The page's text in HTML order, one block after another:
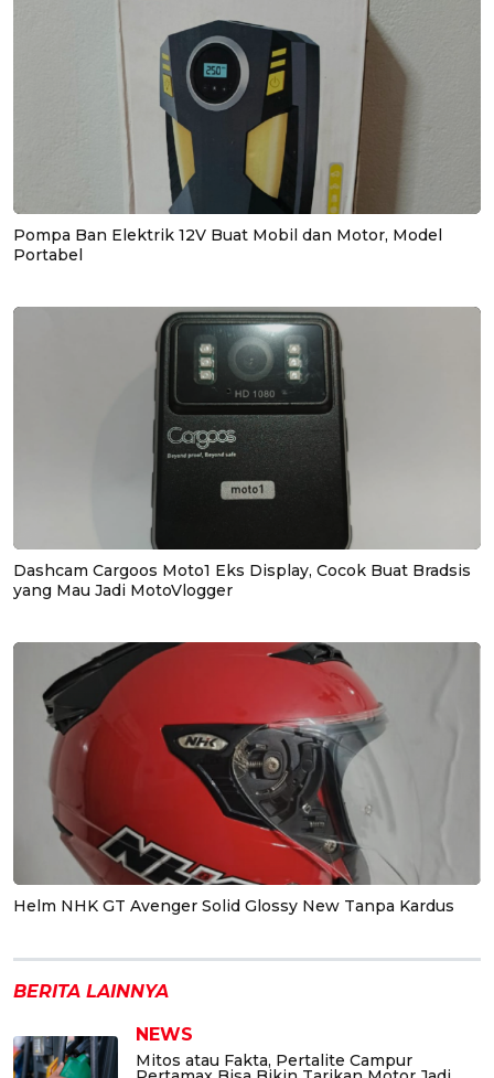
Pompa Ban Elektrik 12V Buat Mobil dan Motor, Model
Portabel
Dashcam Cargoos Moto1 Eks Display, Cocok Buat Bradsis
yang Mau Jadi MotoVlogger
Helm NHK GT Avenger Solid Glossy New Tanpa Kardus
BERITA LAINNYA
NEWS
Mitos atau Fakta, Pertalite Campur